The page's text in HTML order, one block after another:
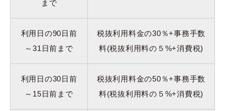
まで
利用日の90日前
～31日前まで
税抜利用料金の30％+事務手数
料(税抜利用料の５%+消費税)
利用日の30日前
～15日前まで
税抜利用料金の50％+事務手数
料(税抜利用料の５%+消費税)